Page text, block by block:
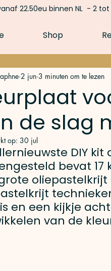
22.50eu binnen NL - 2
Shop
de slag
2 jun 3 minuten om te lezen
op: 30 jul
DIY kit
bevat 17
en een kijkje
van de